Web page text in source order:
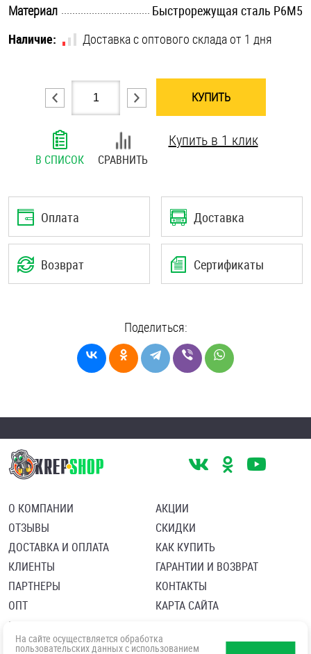
Шпильки
Шплинты
Штифты и пальцы
Материал
Быстрорежущая сталь Р6М5
Наличие:
Доставка с оптового склада от 1 дня
КУПИТЬ
В СПИСОК СРАВНИТЬ
Купить в 1 клик
Оплата Доставка
Возврат Сертификаты
Поделиться:
О КОМПАНИИ
ОТЗЫВЫ
ДОСТАВКА И ОПЛАТА
КЛИЕНТЫ
ПАРТНЕРЫ
ОПТ
АКЦИИ
СКИДКИ
КАК КУПИТЬ
ГАРАНТИИ И ВОЗВРАТ
КОНТАКТЫ
КАРТА САЙТА
Пользовательское соглашение
Политика в отношении обработки персональных данных
Согласие посетителя сайта на обработку персональных данны
На сайте осуществляется обработка
пользовательских данных с использованием